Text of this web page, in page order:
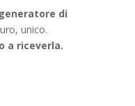
generatore di
unico.
a riceverla.